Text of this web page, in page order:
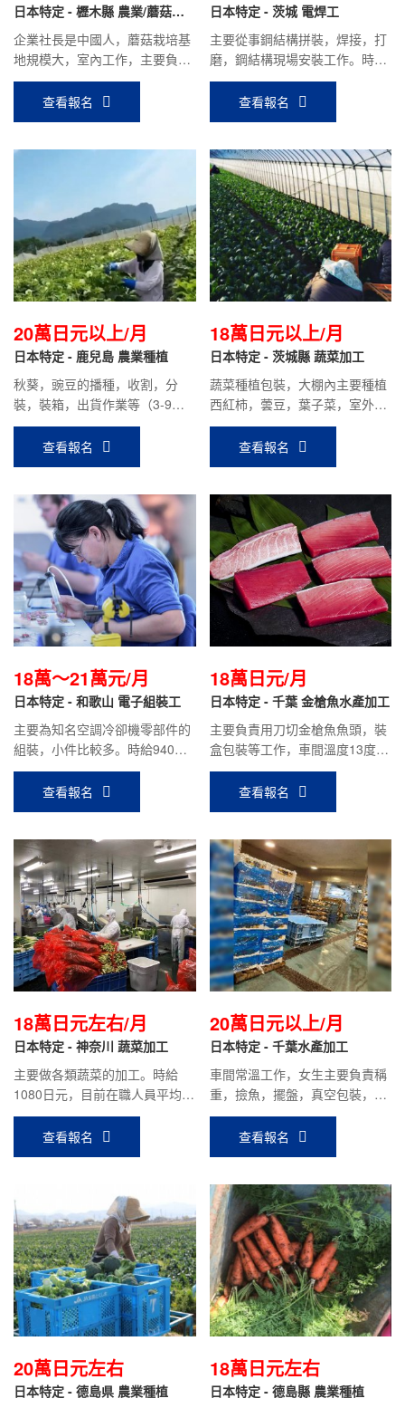
日本特定 - 櫪木縣 農業/蘑菇種
植
企業社長是中國人，蘑菇栽培基
地規模大，室內工作，主要負責
蘑菇的栽培，采摘，包裝等工
作，待遇好。
查看報名
日本特定 - 茨城 電焊工
主要從事鋼結構拼裝，焊接，打
磨，鋼結構現場安裝工作。時給
1250日元，平均到手工資22萬
日元以上。
查看報名
20萬日元以上/月
日本特定 - 鹿兒島 農業種植
秋葵，豌豆的播種，收割，分
裝，裝箱，出貨作業等（3-9月
秋葵為主，10-2月豌豆為主）
查看報名
18萬日元以上/月
日本特定 - 茨城縣 蔬菜加工
蔬菜種植包裝，大棚內主要種植
西紅柿，蕓豆，葉子菜，室外主
要種植大頭菜，胡蘿卜，秋葵等
蔬菜。查看報名
18萬～21萬元/月
日本特定 - 和歌山 電子組裝工
主要為知名空調冷卻機零部件的
組裝，小件比較多。時給940日
元，平均到手工資：18萬～21萬
查看報名
18萬日元/月
日本特定 - 千葉 金槍魚水產加工
主要負責用刀切金槍魚魚頭，裝
盒包裝等工作，車間溫度13度左
右。時給1100日元，目前在職人
員平均到手工資：18萬左右。
查看報名
18萬日元左右/月
日本特定 - 神奈川 蔬菜加工
主要做各類蔬菜的加工。時給
1080日元，目前在職人員平均到
手工資18萬日元左右。
查看報名
20萬日元以上/月
日本特定 - 千葉水產加工
車間常溫工作，女生主要負責稱
重，撿魚，擺盤，真空包裝，裝
箱為主。男生主要負責刮魚腸，
片魚，切魚片，貼標簽，捆包為
主。時給1000日元，平均到手工
查看報名
20萬日元左右
日本特定 - 德島県 農業種植
18萬日元左右
日本特定 - 德島縣 農業種植